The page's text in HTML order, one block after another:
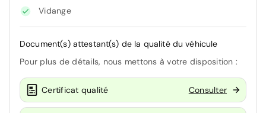
Vidange
Document(s) attestant(s) de la qualité du véhicule
Pour plus de détails, nous mettons à votre disposition :
Certificat qualité Consulter